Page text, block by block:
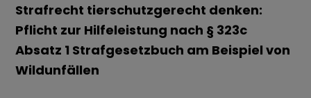
Strafrecht tierschutzgerecht denken:
Pflicht zur Hilfeleistung nach § 323c
Absatz 1 Strafgesetzbuch am Beispiel von
Wildunfällen